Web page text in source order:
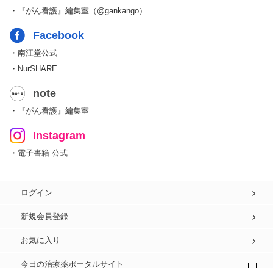
・『がん看護』編集室（@gankango）
Facebook
・南江堂公式
・NurSHARE
note
・『がん看護』編集室
Instagram
・電子書籍 公式
ログイン
新規会員登録
お気に入り
今日の治療薬ポータルサイト